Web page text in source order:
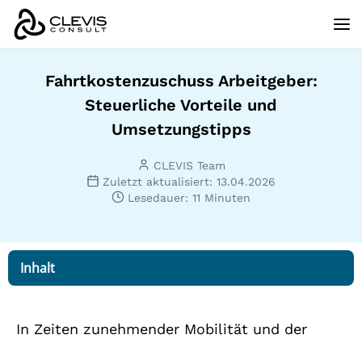
Fahrtkostenzuschuss Arbeitgeber:
Steuerliche Vorteile und
Umsetzungstipps
CLEVIS Team
Zuletzt aktualisiert: 13.04.2026
Lesedauer: 11 Minuten
Inhalt
In Zeiten zunehmender Mobilität und der